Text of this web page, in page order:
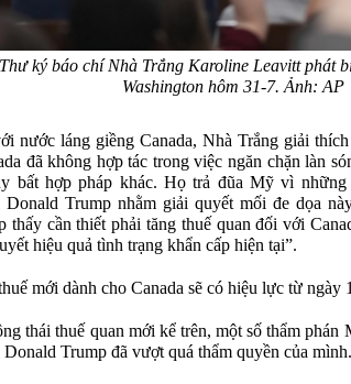
Thư ký báo chí Nhà Trắng Karoline Leavitt phát
Washington hôm 31-7. Ảnh: AP
nước láng giềng Canada, Nhà Trắng giải
đã không hợp tác trong việc ngăn chặn làn
bất hợp pháp khác. Họ trả đũa Mỹ vì những
Donald Trump nhằm giải quyết mối đe dọa
thấy cần thiết phải tăng thuế quan đối với
hiệu quả tình trạng khẩn cấp hiện tại”.
mới dành cho Canada sẽ có hiệu lực từ ngày
thái thuế quan mới kể trên, một số thẩm phán
Donald Trump đã vượt quá thẩm quyền của mình.